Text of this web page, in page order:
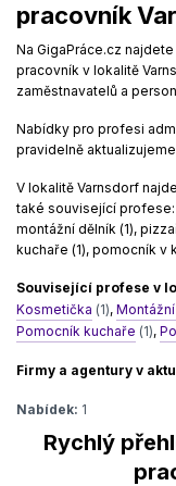
pracovník
Na GigaPráce.cz
pracovník v lokalitě
zaměstnavatelů a
Nabídky pro profesi
pravidelně
V lokalitě Varnsdorf
také související profese:
montážní dělník (1),
kuchaře (1), pomocník v
Související profese v
Kosmetička (1),
Pomocník kuchaře (1),
Firmy a agentury v
Nabídek: 1
Rychlý